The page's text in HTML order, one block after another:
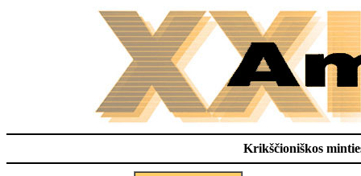
Krikščioniškos